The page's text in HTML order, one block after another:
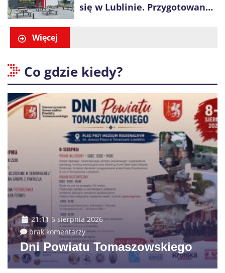
się w Lublinie. Przygotowano
Więcej
Co gdzie kiedy?
21:11 5 sierpnia 2026
brak komentarzy
Dni Powiatu Tomaszowskiego